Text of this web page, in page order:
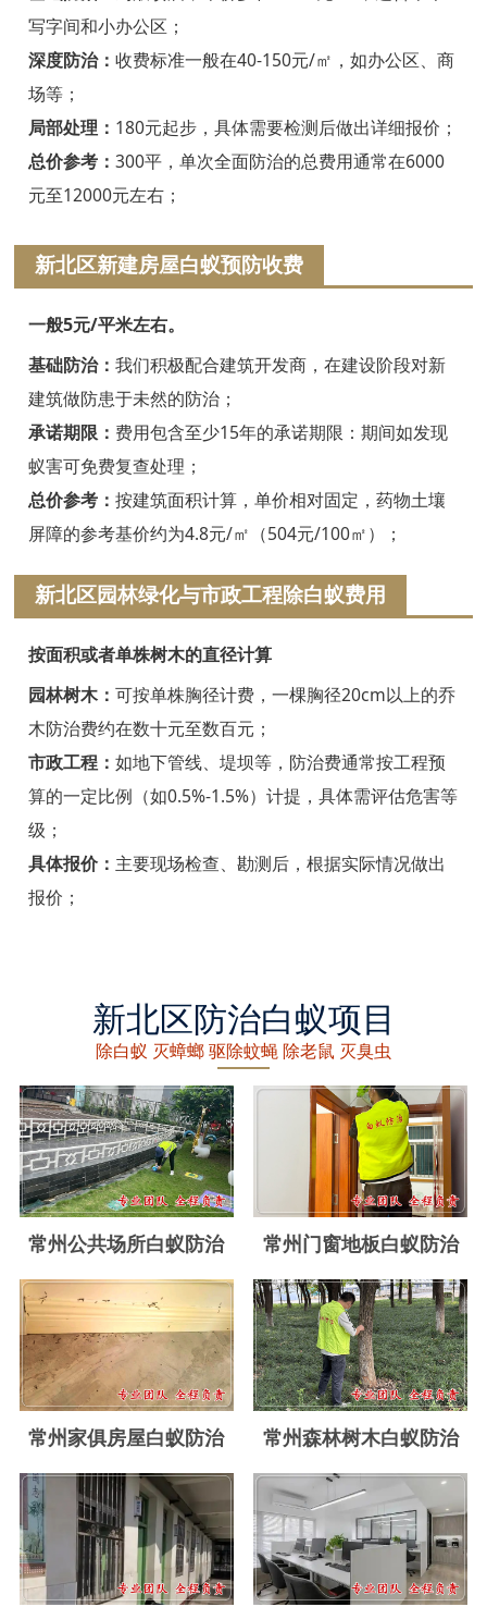
绍兴白蚁防治
诸暨白蚁防治
嵊州白蚁防治
新昌白蚁防治
金华白蚁防治
义乌白蚁防治
永康白蚁防治
武义白蚁防治
浦江白蚁防治
磐安白蚁防治
衢州白蚁防治
江山白蚁防治
常山白蚁防治
开化白蚁防治
龙游白蚁防治
舟山白蚁防治
岱山白蚁防治
龙泉白蚁防治
青田白蚁防治
缙云白蚁防治
遂昌白蚁防治
松阳白蚁防治
云和白蚁防治
庆元白蚁防治
景宁白蚁防治
台州白蚁防治
玉环白蚁防治
温岭白蚁防治
临海白蚁防治
写字间和小办公区；
深度防治： 收费标准一般在40-150元/㎡，如办公区、商
场等；
局部处理： 180元起步，具体需要检测后做出详细报价；
总价参考： 300平，单次全面防治的总费用通常在6000
元至12000元左右；
新北区新建房屋白蚁预防收费
一般5元/平米左右。
基础防治： 我们积极配合建筑开发商，在建设阶段对新
建筑做防患于未然的防治；
承诺期限： 费用包含至少15年的承诺期限：期间如发现
蚁害可免费复查处理；
总价参考： 按建筑面积计算，单价相对固定，药物土壤
屏障的参考基价约为4.8元/㎡（504元/100㎡）；
新北区园林绿化与市政工程除白蚁费用
按面积或者单株树木的直径计算
园林树木： 可按单株胸径计费，一棵胸径20cm以上的乔
木防治费约在数十元至数百元；
市政工程： 如地下管线、堤坝等，防治费通常按工程预
算的一定比例（如0.5%-1.5%）计提，具体需评估危害等
级；
具体报价： 主要现场检查、勘测后，根据实际情况做出
报价；
新北区防治白蚁项目
除白蚁 灭蟑螂 驱除蚊蝇 除老鼠 灭臭虫
常州公共场所白蚁防治 常州门窗地板白蚁防治
常州家俱房屋白蚁防治 常州森林树木白蚁防治